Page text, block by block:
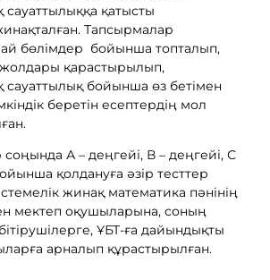
қатысты
Тапсырмалар
бөлімдер бойынша топталып,
қарастырылып,
сауаттылық бойынша өз бетімен
беретін есептердің мол
А – деңгейі, В – деңгейі, С
қолдануға әзір тесттер
жинақ математика пәнінің
мектеп оқушыларына, соның
ҰБТ-ға дайындықты
арналып құрастырылған.